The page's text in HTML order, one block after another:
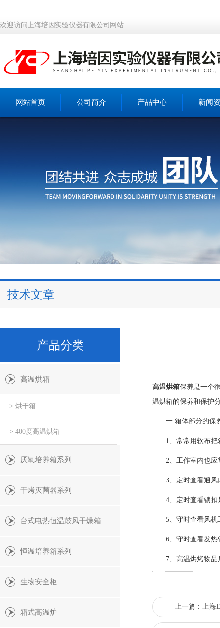
欢迎访问上海培因实验仪器有限公司网站
网站首页 公司简介 产品中心 新闻
技术文章
高温烘箱保养是一个
温烘箱的保养和保护
一.箱体部分的保
1、常常用软布把箱
2、工作室内也应常
3、定时查看通风口
4、定时查看锁扣
5、守时查看风机工
6、守时查看发热
7、高温烘烤物品后
上一篇： 上海
产品分类
高温烘箱
> 烘干箱
> 400度高温烘箱
厌氧培养箱系列
干烤灭菌器系列
台式电热恒温鼓风干燥箱
恒温培养箱系列
生物安全柜
箱式高温炉